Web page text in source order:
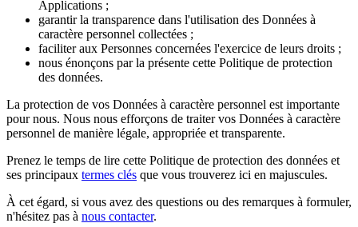
Applications ;
garantir la transparence dans l'utilisation des Données à
caractère personnel collectées ;
faciliter aux Personnes concernées l'exercice de leurs droits ;
nous énonçons par la présente cette Politique de protection
des données.
La protection de vos Données à caractère personnel est importante
pour nous. Nous nous efforçons de traiter vos Données à caractère
personnel de manière légale, appropriée et transparente.
Prenez le temps de lire cette Politique de protection des données et
ses principaux termes clés que vous trouverez ici en majuscules.
À cet égard, si vous avez des questions ou des remarques à formuler,
n'hésitez pas à nous contacter.